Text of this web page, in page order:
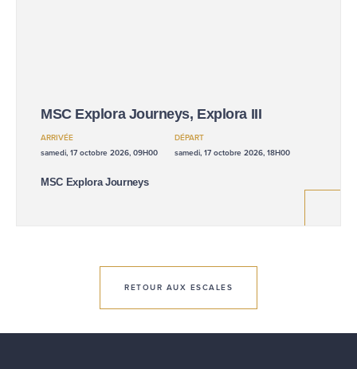
MSC Explora Journeys, Explora III
ARRIVÉE
samedi, 17 octobre 2026, 09H00
DÉPART
samedi, 17 octobre 2026, 18H00
MSC Explora Journeys
RETOUR AUX ESCALES